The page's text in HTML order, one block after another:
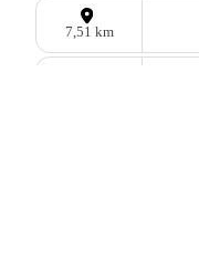
7,51 km